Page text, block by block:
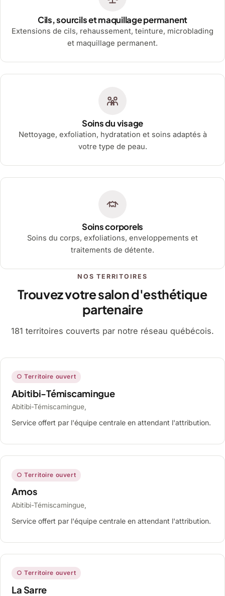
Cils, sourcils et maquillage permanent
Extensions de cils, rehaussement, teinture, microblading
et maquillage permanent.
Soins du visage
Nettoyage, exfoliation, hydratation et soins adaptés à
votre type de peau.
Soins corporels
Soins du corps, exfoliations, enveloppements et
traitements de détente.
NOS TERRITOIRES
Trouvez votre salon d'esthétique
partenaire
181 territoires couverts par notre réseau québécois.
○ Territoire ouvert
Abitibi-Témiscamingue
Abitibi-Témiscamingue,
Service offert par l'équipe centrale en attendant l'attribution.
○ Territoire ouvert
Amos
Abitibi-Témiscamingue,
Service offert par l'équipe centrale en attendant l'attribution.
○ Territoire ouvert
La Sarre